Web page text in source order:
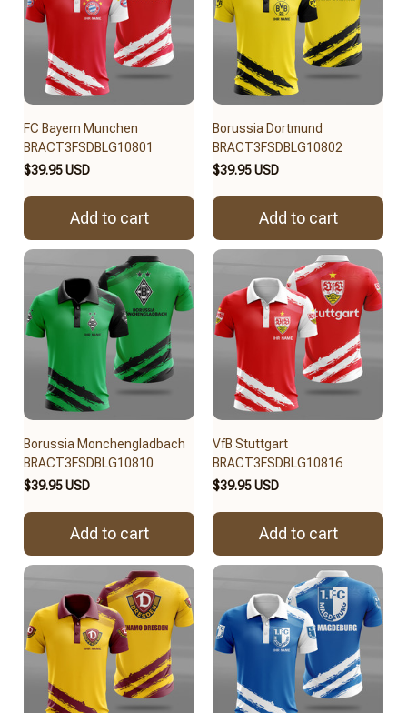
FC Bayern Munchen
BRACT3FSDBLG10801
$39.95 USD
Add to cart
Borussia Dortmund
BRACT3FSDBLG10802
$39.95 USD
Add to cart
Borussia Monchengladbach
BRACT3FSDBLG10810
$39.95 USD
Add to cart
VfB Stuttgart
BRACT3FSDBLG10816
$39.95 USD
Add to cart